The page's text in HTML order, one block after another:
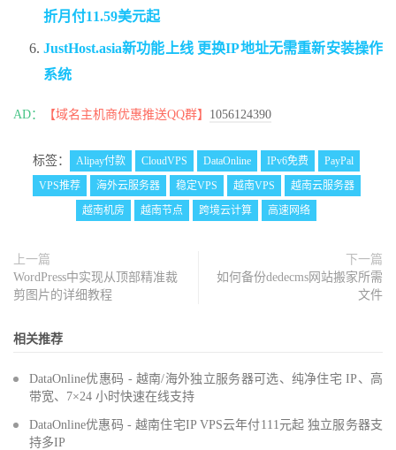
折月付11.59美元起
JustHost.asia新功能上线 更换IP地址无需重新安装操作
系统
AD： 【域名主机商优惠推送QQ群】 1056124390
标签： Alipay付款 CloudVPS DataOnline IPv6免费
PayPal
VPS推荐
海外云服务器 稳定VPS 越南VPS
越南云服务器
越南机房
越南节点 跨境云计算 高速网络
上一篇
WordPress中实现从顶部精准裁
剪图片的详细教程
下一篇
如何备份dedecms网站搬家所需
文件
相关推荐
DataOnline优惠码 - 越南/海外独立服务器可选、纯净住宅 IP、高
带宽、7×24 小时快速在线支持
DataOnline优惠码 - 越南住宅IP VPS云年付111元起 独立服务器支
持多IP